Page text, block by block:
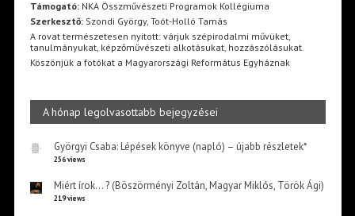
Támogató:NKA Összművészeti Programok Kollégiuma
Szerkesztő:Szondi György, Toót-Holló Tamás
A rovat természetesen nyitott: várjuk szépirodalmi művüket,
tanulmányukat, képzőművészeti alkotásukat, hozzászólásukat.
Köszönjük a fotókat a Magyarországi Református Egyháznak
A hónap legolvasottabb bejegyzései
Györgyi Csaba: Lépések könyve (napló) – újabb részletek*
256 views
Miért írok… ? (Böszörményi Zoltán, Magyar Miklós, Török Ági)
219 views